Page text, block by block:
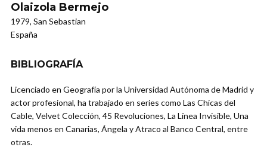
Olaizola Bermejo
1979, San Sebastian
España
BIBLIOGRAFÍA
Licenciado en Geografía por la Universidad Autónoma de Madrid y
actor profesional, ha trabajado en series como Las Chicas del
Cable, Velvet Colección, 45 Revoluciones, La Línea Invisible, Una
vida menos en Canarias, Ángela y Atraco al Banco Central, entre
otras.